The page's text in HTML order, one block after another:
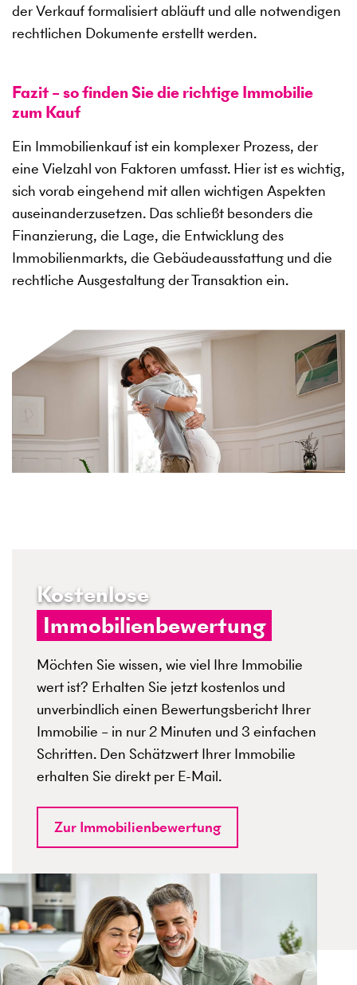
der Verkauf formalisiert abläuft und alle notwendigen
rechtlichen Dokumente erstellt werden.
Fazit – so finden Sie die richtige Immobilie
zum Kauf
Ein Immobilienkauf ist ein komplexer Prozess, der
eine Vielzahl von Faktoren umfasst. Hier ist es wichtig,
sich vorab eingehend mit allen wichtigen Aspekten
auseinanderzusetzen. Das schließt besonders die
Finanzierung, die Lage, die Entwicklung des
Immobilienmarkts, die Gebäudeausstattung und die
rechtliche Ausgestaltung der Transaktion ein.
Kostenlose
Immobilienbewertung
Möchten Sie wissen, wie viel Ihre Immobilie
wert ist? Erhalten Sie jetzt kostenlos und
unverbindlich einen Bewertungsbericht Ihrer
Immobilie – in nur 2 Minuten und 3 einfachen
Schritten. Den Schätzwert Ihrer Immobilie
erhalten Sie direkt per E-Mail.
Zur Immobilienbewertung